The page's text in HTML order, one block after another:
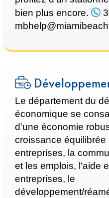
bien plus encore.
Le département du
économique se
d'une économie
croissance équilibrée
entreprises, la
et les emplois, l'aide
entreprises, le
développement/